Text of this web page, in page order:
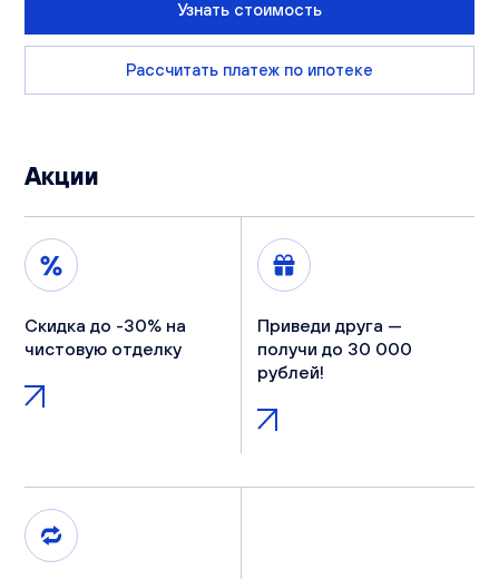
Узнать стоимость
Рассчитать платеж по ипотеке
Акции
Скидка до -30% на
чистовую отделку
Приведи друга —
получи до 30 000
рублей!